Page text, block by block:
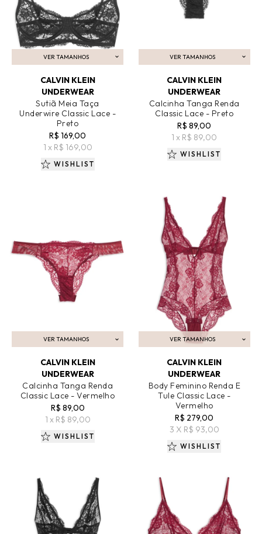
VER TAMANHOS
ADICIONAR AO CARRINHO
CALVIN KLEIN
UNDERWEAR
Sutiã Meia Taça
Underwire Classic Lace -
Preto
R$ 169,00
1 x R$ 169,00
WISHLIST
VER TAMANHOS
ADICIONAR AO CARRINHO
CALVIN KLEIN
UNDERWEAR
Calcinha Tanga Renda
Classic Lace - Preto
R$ 89,00
1 x R$ 89,00
WISHLIST
VER TAMANHOS
ADICIONAR AO CARRINHO
CALVIN KLEIN
UNDERWEAR
Calcinha Tanga Renda
Classic Lace - Vermelho
R$ 89,00
1 x R$ 89,00
WISHLIST
VER TAMANHOS
ADICIONAR AO CARRINHO
CALVIN KLEIN
UNDERWEAR
Body Feminino Renda E
Tule Classic Lace -
Vermelho
R$ 279,00
3 X R$ 93,00
WISHLIST